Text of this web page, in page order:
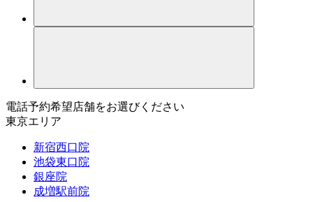
電話予約希望店舗をお選びください
東京エリア
新宿西口院
池袋東口院
銀座院
成増駅前院